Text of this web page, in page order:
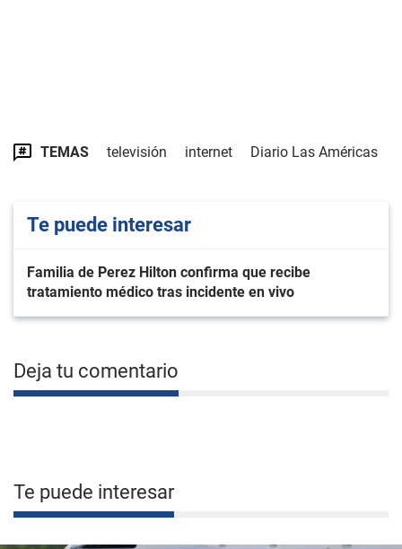
TEMAS televisión internet Diario Las Américas
Te puede interesar
Familia de Perez Hilton confirma que recibe
tratamiento médico tras incidente en vivo
Deja tu comentario
Te puede interesar